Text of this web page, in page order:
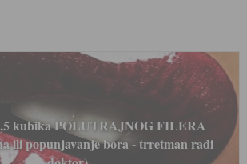
- Medicinski tretman za
masnih naslaga 8000 rsd (tretman